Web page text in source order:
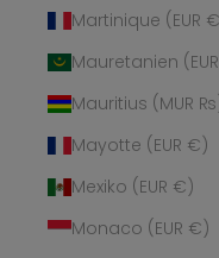
Martinique (EUR
Mauretanien
Mauritius (MUR
Mayotte (EUR €)
Mexiko (EUR €)
Monaco (EUR €)